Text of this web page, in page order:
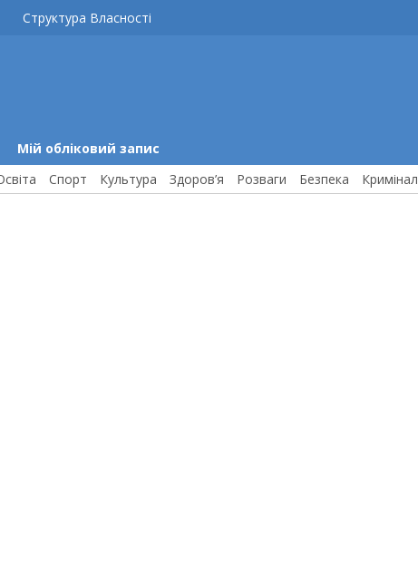
Структура Власності
Мій обліковий запис
Спорт Культура Здоров’я Розваги Безпека Кримінал